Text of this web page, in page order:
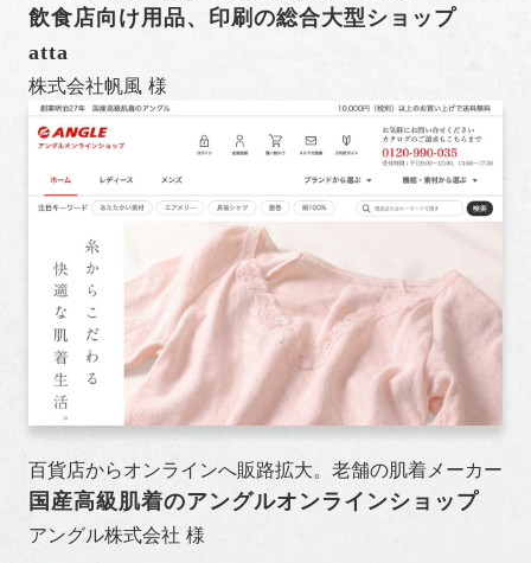
飲食店向け用品、印刷の総合大型ショップ
atta
株式会社帆風 様
百貨店からオンラインへ販路拡大。老舗の肌着メーカー
国産高級肌着のアングルオンラインショップ
アングル株式会社 様